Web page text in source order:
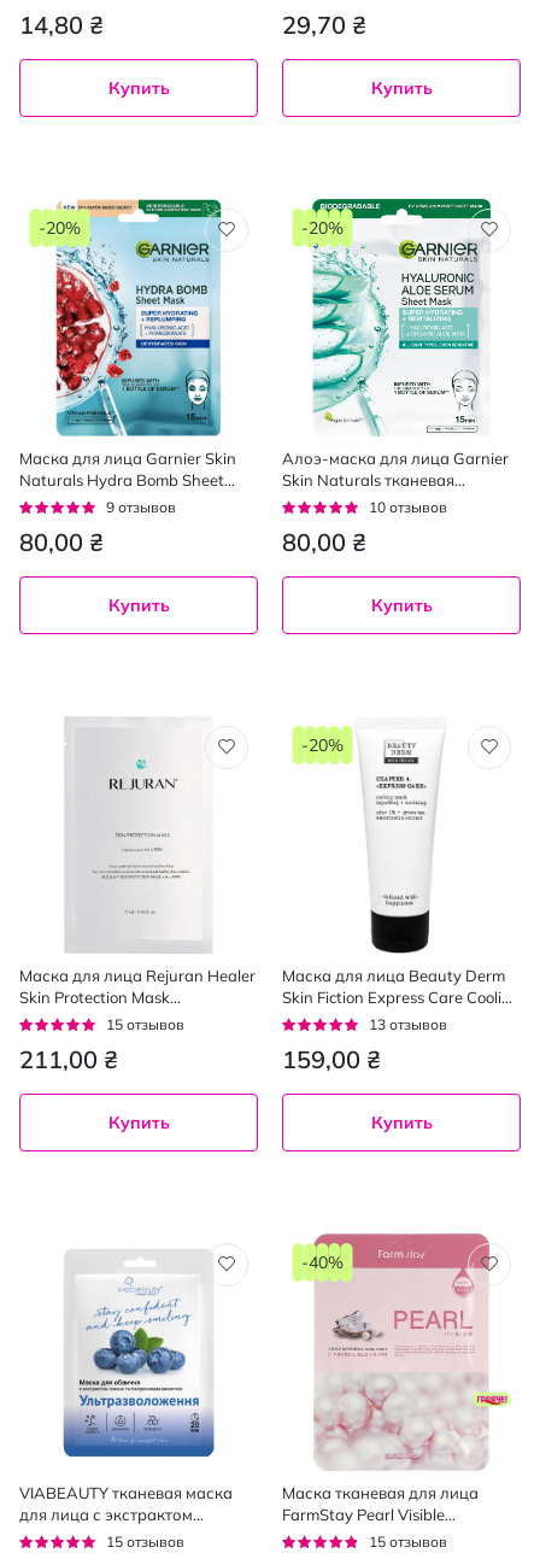
14,80 ₴
Купить
29,70 ₴
Купить
Маска для лица Garnier Skin
Naturals Hydra Bomb Sheet
Mask Super Hydrating +
Рейтинг:
9 отзывов
80,00 ₴
-20%
Купить
Алоэ-маска для лица Garnier
Skin Naturals тканевая
гиалуроновая 28 г
Рейтинг:
10 отзывов
80,00 ₴
-20%
Купить
Маска для лица Rejuran Healer
Skin Protection Mask
восстанавливающая тканевая
Рейтинг:
15 отзывов
211,00 ₴
Купить
Маска для лица Beauty Derm
Skin Fiction Express Care Cooling
Mask охлаждающая с цинком
Рейтинг:
13 отзывов
159,00 ₴
-20%
Купить
VIABEAUTY тканевая маска
для лица с экстрактом
голубики и гиалуроновой
Рейтинг:
15 отзывов
Маска тканевая для лица
FarmStay Pearl Visible
Difference 23 мл
Рейтинг:
15 отзывов
-40%